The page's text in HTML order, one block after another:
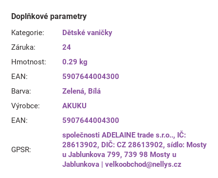
Doplňkové parametry
Kategorie:
Dětské vaničky
Záruka:
24
Hmotnost:
0.29 kg
EAN:
5907644004300
Barva: Zelená, Bílá
Výrobce:
AKUKU
EAN: 5907644004300
GPSR:
společnosti ADELAINE trade s.r.o.., IČ:
28613902, DIČ: CZ 28613902, sídlo: Mosty
u Jablunkova 799, 739 98 Mosty u
Jablunkova | velkoobchod@nellys.cz